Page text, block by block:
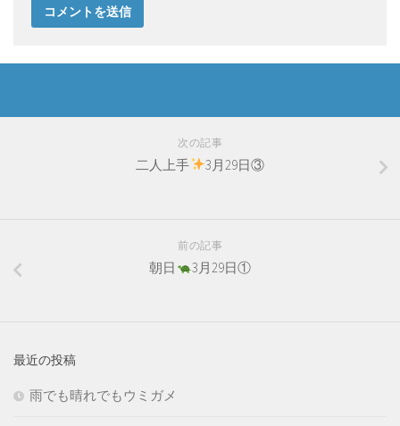
次の記事
二人上手 3月29日③
前の記事
朝日 3月29日①
最近の投稿
雨でも晴れでもウミガメ